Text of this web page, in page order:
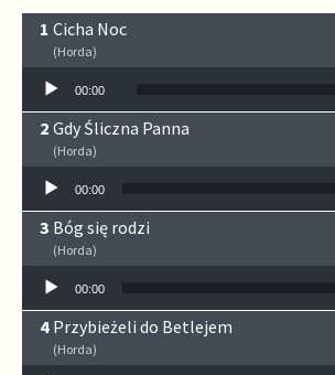
Cicha Noc
(Horda)
Odtwarzacz plików dźwiękowych
00:00
Gdy Śliczna Panna
(Horda)
Odtwarzacz plików dźwiękowych
00:00
Bóg się rodzi
(Horda)
Odtwarzacz plików dźwiękowych
00:00
Przybieżeli do Betlejem
(Horda)